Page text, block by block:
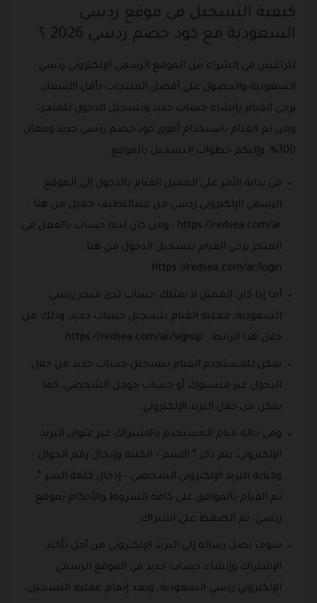
كيفية التسجيل في موقع ردسي
السعودية مع كود خصم ردسي 2026 ؟
للراغبين في الشراء من الموقع الرسمي الإلكتروني ردسي
السعودية والحصول على أفضل المنتجات بأقل الأسعار،
يرجى القيام بإنشاء حساب جديد وتسجيل الدخول للمتجر،
ومن ثم القيام باستخدام أقوى كود خصم ردسي جديد وفعال
100%، وإليكم خطوات التسجيل بالموقع :
في بداية الأمر على العميل القيام بالدخول إلى الموقع
الرسمي الإلكتروني ردسي من عبداللطيف جميل من هنا :
https://redsea.com/ar ، ومن كان لديه حساب بالفعل في
المتجر يرجى القيام بتسجيل الدخول من هنا :
https://redsea.com/ar/login .
أما إذا كان العميل لا يمتلك حساب لدى متجر ردسي
السعودية، فعليه القيام بتسجيل حساب جديد، وذلك من
خلال هذا الرابط : https://redsea.com/ar/signup .
يمكن للمستخدم القيام بتسجيل حساب جديد من خلال
الدخول عبر فيسبوك أو حساب جوجل الشخصي، كما
يمكن من خلال البريد الإلكتروني .
وفي حالة قيام المستخدم بالاشتراك عبر عنوان البريد
الإلكتروني، يتم ذكر ” الاسم – الكنية وإدخال رقم الجوال –
وكتابة البريد الإلكتروني الشخصي – إدخال كلمة السر “،
ثم القيام بالموافق على كافة الشروط والأحكام بموقع
ردسي، ثم الضغط على اشتراك .
سوف تصل رسالة إلى البريد الإلكتروني من أجل تأكيد
الإشتراك وإنشاء حساب جديد في الموقع الرسمي
الإلكتروني ردسي السعودية، وبعد إتمام عملية التسجيل،